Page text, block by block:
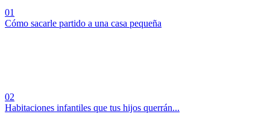
01
Cómo sacarle partido a una casa pequeña
02
Habitaciones infantiles que tus hijos querrán...